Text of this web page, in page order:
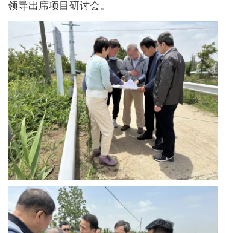
领导出席项目研讨会。